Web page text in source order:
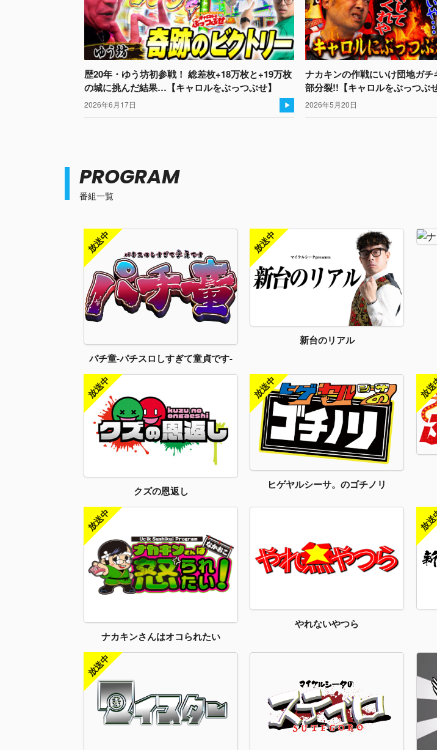
歴20年・ゆう坊初参戦！ 総差枚+18万枚と+19万枚
の城に挑んだ結果…【キャロルをぶっつぶせ】
2026年6月17日
ナカキンの作戦にいけ団地ガ
部分裂!!【キャロルをぶっつぶ
2026年5月20日
番組一覧
PROGRAM
パチ童-パチスロしすぎて童貞です-
新台のリアル
クズの恩返し ヒゲヤルシーサ。のゴチノリ
ナカキンさんはオコられたい
やれないやつら